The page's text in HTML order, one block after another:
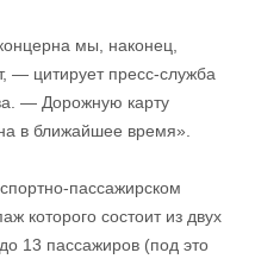
мы, наконец,
— цитирует пресс-служба
— Дорожную карту
в ближайшее время».
пассажирском
которого состоит из двух
13 пассажиров (под это